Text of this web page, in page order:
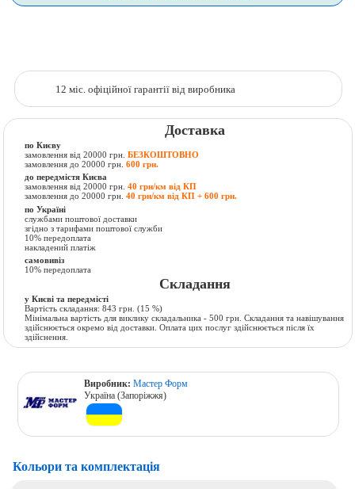
12 міс. офіційної гарантії від виробника
Доставка
по Києву
замовлення від 20000 грн.БЕЗКОШТОВНО
замовлення до 20000 грн.600 грн.
до передмістя Києва
замовлення від 20000 грн.40 грн/км від КП
замовлення до 20000 грн.40 грн/км від КП + 600 грн.
по Україні
службами поштової доставки
згідно з тарифами поштової служби
10% передоплата
накладений платіж
самовивіз
10% передоплата
Складання
у Києві та передмісті
Вартість складання:843 грн. (15 %)
Мінімальна вартість для виклику складальника - 500 грн. Складання та навішування
здійснюється окремо від доставки. Оплата цих послуг здійснюється після їх
здійснення.
Виробник:Мастер Форм
Україна (Запоріжжя)
Кольори та комплектація